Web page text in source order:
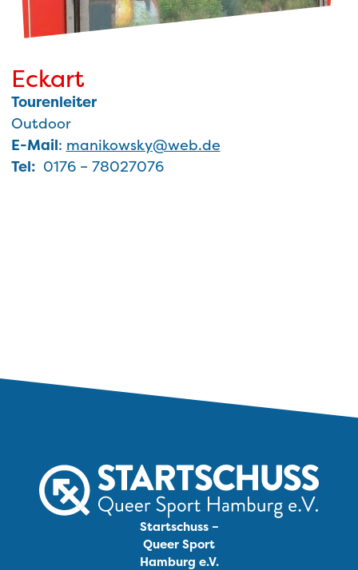
Eckart
Tourenleiter
Outdoor
E-Mail: manikowsky@web.de
Tel: 0176 – 78027076
Startschuss –
Queer Sport
Hamburg e.V.